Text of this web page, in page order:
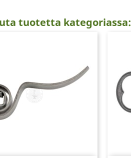
tuotetta kategoriassa: